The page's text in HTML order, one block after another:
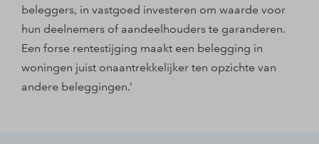
beleggers, in vastgoed investeren om waarde voor
hun deelnemers of aandeelhouders te garanderen.
Een forse rentestijging maakt een belegging in
woningen juist onaantrekkelijker ten opzichte van
andere beleggingen.’